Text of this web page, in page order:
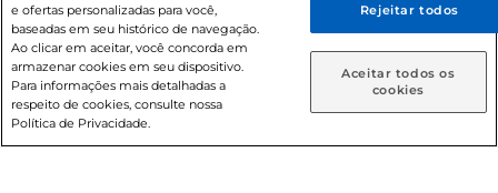
Caso queira comprar online, informe como deseja receber
suas compras:
Entrega em casa Retire em Loja
© 2026 Copyright. Todos os direitos
reservados Prezunic.
e ofertas personalizadas para você,
baseadas em seu histórico de navegação.
Ao clicar em aceitar, você concorda em
armazenar cookies em seu dispositivo.
Para informações mais detalhadas a
respeito de cookies, consulte nossa
Política de Privacidade.
Rejeitar todos
Aceitar todos os
cookies